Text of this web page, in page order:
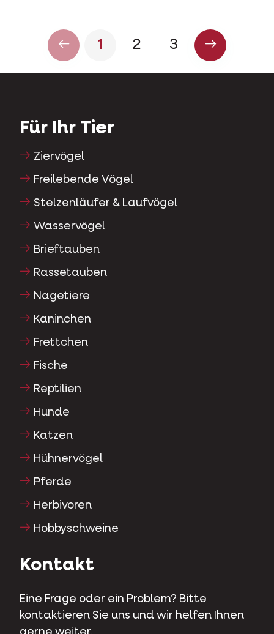
1 2 3
Für Ihr Tier
Ziervögel
Freilebende Vögel
Stelzenläufer & Laufvögel
Wasservögel
Brieftauben
Rassetauben
Nagetiere
Kaninchen
Frettchen
Fische
Reptilien
Hunde
Katzen
Hühnervögel
Pferde
Herbivoren
Hobbyschweine
Kontakt
Eine Frage oder ein Problem? Bitte
kontaktieren Sie uns und wir helfen Ihnen